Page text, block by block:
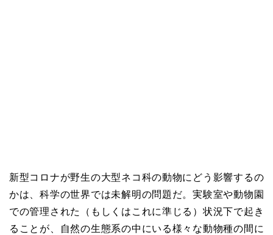
新型コロナが野生の大型ネコ科の動物にどう影響するの
かは、科学の世界では未解明の問題だ。実験室や動物園
での管理された（もしくはこれに準じる）状況下で起き
ることが、自然の生態系の中にいる様々な動物種の間に